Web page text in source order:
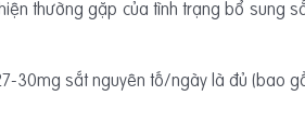
thường gặp của tình trạng bổ sung
30mg sắt nguyên tố/ngày là đủ (bao